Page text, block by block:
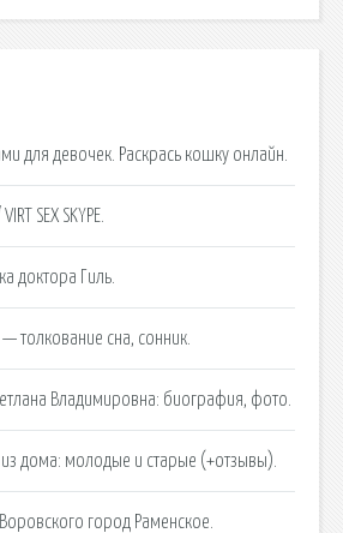
для девочек. Раскрась кошку онлайн.
SEX SKYPE.
доктора Гиль.
толкование сна, сонник.
Владимировна: биография, фото.
из дома: молодые и старые (+отзывы).
город Раменское.